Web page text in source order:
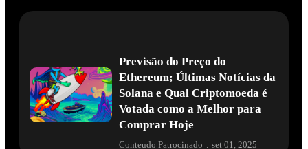
Previsão do Preço do
Ethereum; Últimas Notícias da
Solana e Qual Criptomoeda é
Votada como a Melhor para
Comprar Hoje
Conteudo Patrocinado . set 01, 2025